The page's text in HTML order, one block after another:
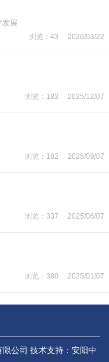
发展
浏览：43 2026/03/22
浏览：183 2025/12/07
浏览：182 2025/09/07
浏览：337 2025/06/07
浏览：380 2025/01/07
公司 技术支持：安阳中